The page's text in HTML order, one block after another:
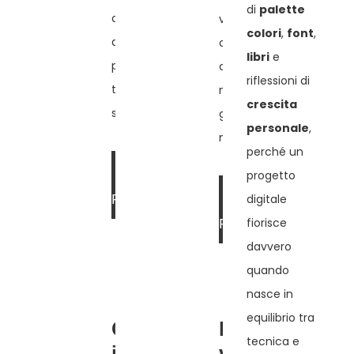
capire quando è
davvero utile. Una guida
pratica per rendere il
tuo sito più ordinato e
sostenibile.
PIÙ »
voci efficaci, usare
correttamente pagine e
categorie e fare ordine
nelle duplicazioni. Una
guida pratica per
migliorare UX e
LEGGI DI
PIÙ »
Come
Elementor
di palette
colori, font,
librie
riflessioni di
crescita
personale,
perché un
progetto
digitale
fiorisce
davvero
quando
nasce in
equilibrio tra
tecnica e